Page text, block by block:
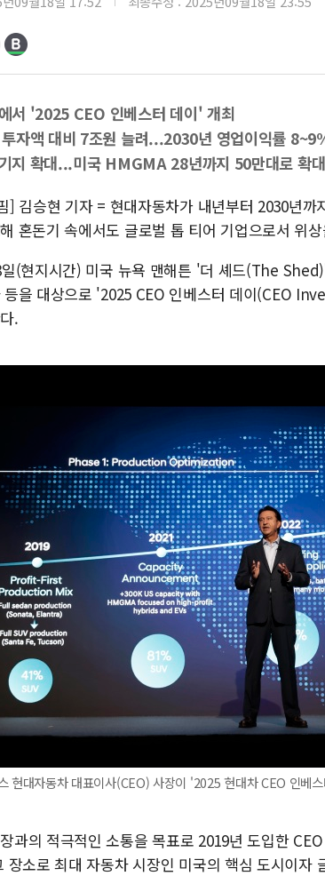
서 '2025 CEO 인베스터 데이' 개최
자액 대비 7조원 늘려...2030년 영업이익률
지 확대...미국 HMGMA 28년까지 50만대로 확대
] 김승현 기자 = 현대자동차가 내년부터 2030년
혼돈기 속에서도 글로벌 톱 티어 기업으로서 위
(현지시간) 미국 뉴욕 맨해튼 '더 셰드(The
등을 대상으로 '2025 CEO 인베스터 데이(CEO
.
현대자동차 대표이사(CEO) 사장이 '2025 현대차 CEO 인베
과의 적극적인 소통을 목표로 2019년 도입한
장소로 최대 자동차 시장인 미국의 핵심 도시이자